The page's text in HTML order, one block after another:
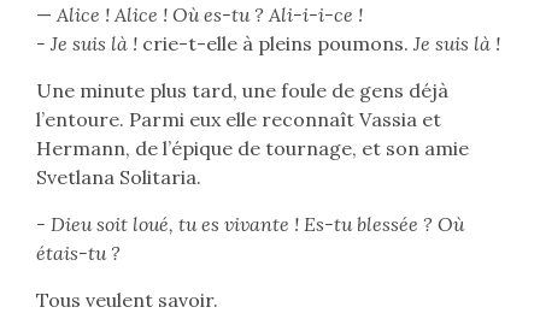
— Alice ! Alice ! Où es-tu ? Ali-i-i-ce !
- Je suis là ! crie-t-elle à pleins poumons. Je suis là !
Une minute plus tard, une foule de gens déjà
l’entoure. Parmi eux elle reconnaît Vassia et
Hermann, de l’épique de tournage, et son amie
Svetlana Solitaria.
- Dieu soit loué, tu es vivante ! Es-tu blessée ? Où
étais-tu ?
Tous veulent savoir.